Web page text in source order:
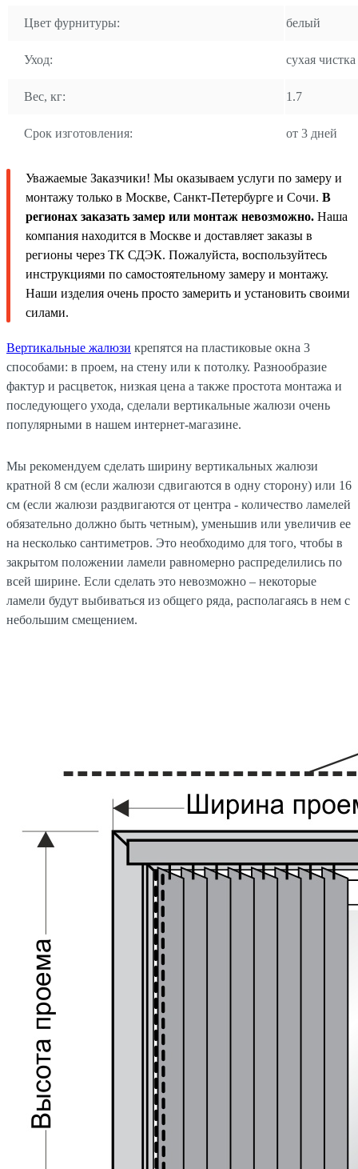
Цвет фурнитуры: белый
Уход: сухая чистка
Вес, кг: 1.7
Срок изготовления: от 3 дней
Уважаемые Заказчики! Мы оказываем услуги по замеру и
монтажу только в Москве, Санкт-Петербурге и Сочи. В
регионах заказать замер или монтаж невозможно. Наша
компания находится в Москве и доставляет заказы в
регионы через ТК СДЭК. Пожалуйста, воспользуйтесь
инструкциями по самостоятельному замеру и монтажу.
Наши изделия очень просто замерить и установить своими
силами.
Вертикальные жалюзи крепятся на пластиковые окна 3
способами: в проем, на стену или к потолку. Разнообразие
фактур и расцветок, низкая цена а также простота монтажа и
последующего ухода, сделали вертикальные жалюзи очень
популярными в нашем интернет-магазине.
Мы рекомендуем сделать ширину вертикальных жалюзи
кратной 8 см (если жалюзи сдвигаются в одну сторону) или 16
см (если жалюзи раздвигаются от центра - количество ламелей
обязательно должно быть четным), уменьшив или увеличив ее
на несколько сантиметров. Это необходимо для того, чтобы в
закрытом положении ламели равномерно распределились по
всей ширине. Если сделать это невозможно – некоторые
ламели будут выбиваться из общего ряда, располагаясь в нем с
небольшим смещением.